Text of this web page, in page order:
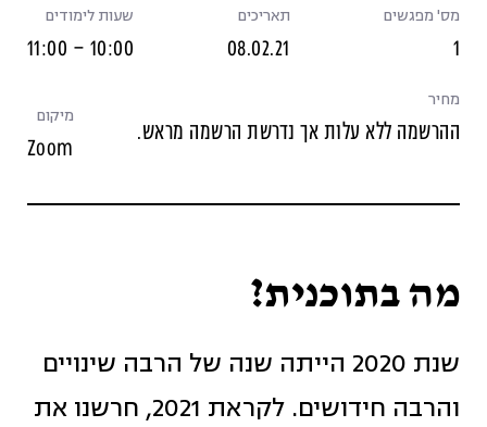
מס' מפגשים
1
תאריכים
08.02.21
שעות לימודים
10:00 – 11:00
מחיר
ההרשמה ללא עלות אך נדרשת הרשמה מראש. מיקום
Zoom
מה בתוכנית?
שנת 2020 הייתה שנה של הרבה שינויים
והרבה חידושים. לקראת 2021, חרשנו את